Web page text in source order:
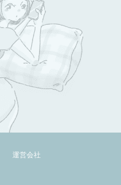
運営会社